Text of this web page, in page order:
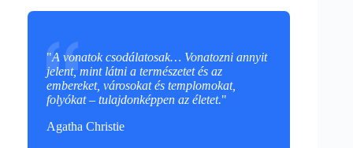
"A vonatok csodálatosak… Vonatozni annyit
jelent, mint látni a természetet és az
embereket, városokat és templomokat,
folyókat – tulajdonképpen az életet."
Agatha Christie